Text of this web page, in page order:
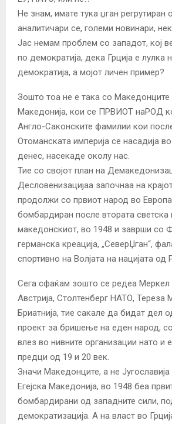
Не знам, имате тука џган регрутиран
аналитичари се, големи новинари,
Јас немам проблем со западот, кој
по демократија, дека Грција е лулка
демократија, а мојот личен пример?
Зошто тоа не е така со Македонците
Македонија, кои се ПРВИОТ наРОД
Англо-Саконските фамилии кои
Отоманската империја се насадија
денес, насекаде околу нас.
Тие со својот план на
Десловенизацијаа започнаа на
продолжи со првиот народ во Европа
бомбардиран после втората светска
македонскиот, во 1948 и заврши со
германска креација, „СеверЏган“,
спортивно на Волјата на нацијата
Сега сфаќам зошто се редеа Меркел
Австрија, Столтенберг НАТО, Тереза
Бриатнија, тие сакале да бидат дел
проект за бришење на еден народ,
влез во нивните организации нато и
предци од 19 и 20 век.
Значи Македонците, а не
Егејска Македонија, во 1948 беа
бомбардирани од западните сили,
демократизација. А на власт во